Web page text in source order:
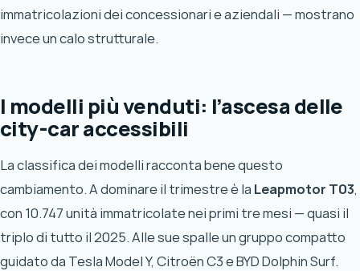
immatricolazioni dei concessionari e aziendali — mostrano
invece un calo strutturale.
I modelli più venduti: l’ascesa delle
city-car accessibili
La classifica dei modelli racconta bene questo
cambiamento. A dominare il trimestre è la Leapmotor T03,
con 10.747 unità immatricolate nei primi tre mesi — quasi il
triplo di tutto il 2025. Alle sue spalle un gruppo compatto
guidato da Tesla Model Y, Citroën C3 e BYD Dolphin Surf.